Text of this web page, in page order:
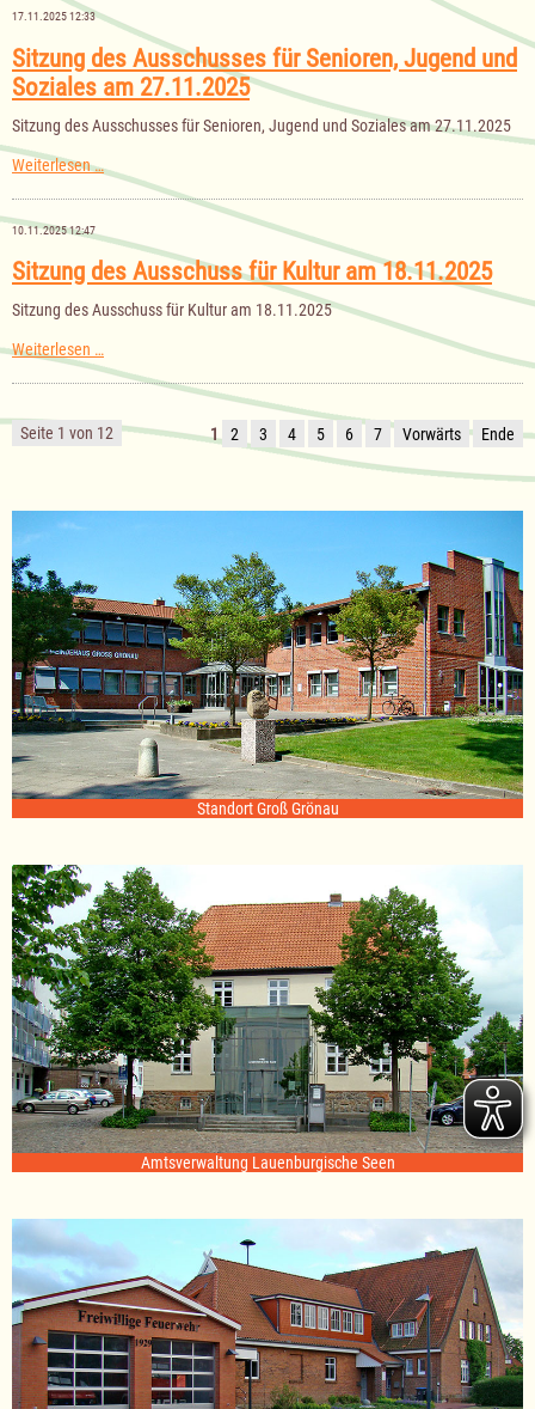
am
18.12.2025
17.11.2025 12:33
Sitzung des Ausschusses für Senioren, Jugend und
Soziales am 27.11.2025
Sitzung des Ausschusses für Senioren, Jugend und Soziales am 27.11.2025
Weiterlesen …
des
Ausschusses
Senioren,
Jugend
und
am
10.11.2025 12:47
Sitzung des Ausschuss für Kultur am 18.11.2025
Sitzung des Ausschuss für Kultur am 18.11.2025
Weiterlesen …Sitzung
des
Ausschuss
Kultur
am
Seite 1 von 12 1 2 3 4 5 6 7 Vorwärts Ende
Standort Groß Grönau
Amtsverwaltung Lauenburgische Seen